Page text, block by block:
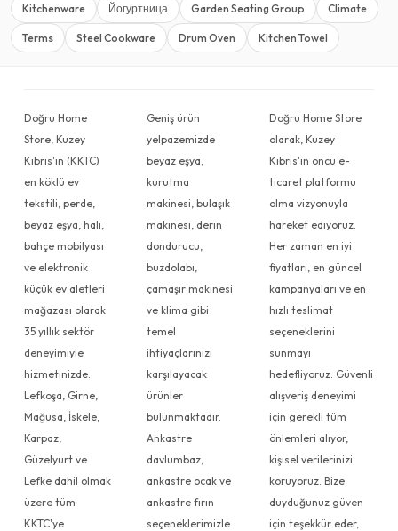
Kitchenware Йогуртница Garden Seating Group Climate
Terms Steel Cookware Drum Oven Kitchen Towel
Doğru Home
Store, Kuzey
Kıbrıs'ın (KKTC)
en köklü ev
tekstili, perde,
beyaz eşya, halı,
bahçe mobilyası
ve elektronik
küçük ev aletleri
mağazası olarak
35 yıllık sektör
deneyimiyle
hizmetinizde.
Lefkoşa, Girne,
Mağusa, İskele,
Karpaz,
Güzelyurt ve
Lefke dahil olmak
üzere tüm
KKTC'ye
Geniş ürün
yelpazemizde
beyaz eşya,
kurutma
makinesi, bulaşık
makinesi, derin
dondurucu,
buzdolabı,
çamaşır makinesi
ve klima gibi
temel
ihtiyaçlarınızı
karşılayacak
ürünler
bulunmaktadır.
Ankastre
davlumbaz,
ankastre ocak ve
ankastre fırın
seçeneklerimizle
Doğru Home Store
olarak, Kuzey
Kıbrıs'ın öncü e-
ticaret platformu
olma vizyonuyla
hareket ediyoruz.
Her zaman en iyi
fiyatları, en güncel
kampanyaları ve en
hızlı teslimat
seçeneklerini
sunmayı
hedefliyoruz. Güvenli
alışveriş deneyimi
için gerekli tüm
önlemleri alıyor,
kişisel verilerinizi
koruyoruz. Bize
duyduğunuz güven
için teşekkür eder,